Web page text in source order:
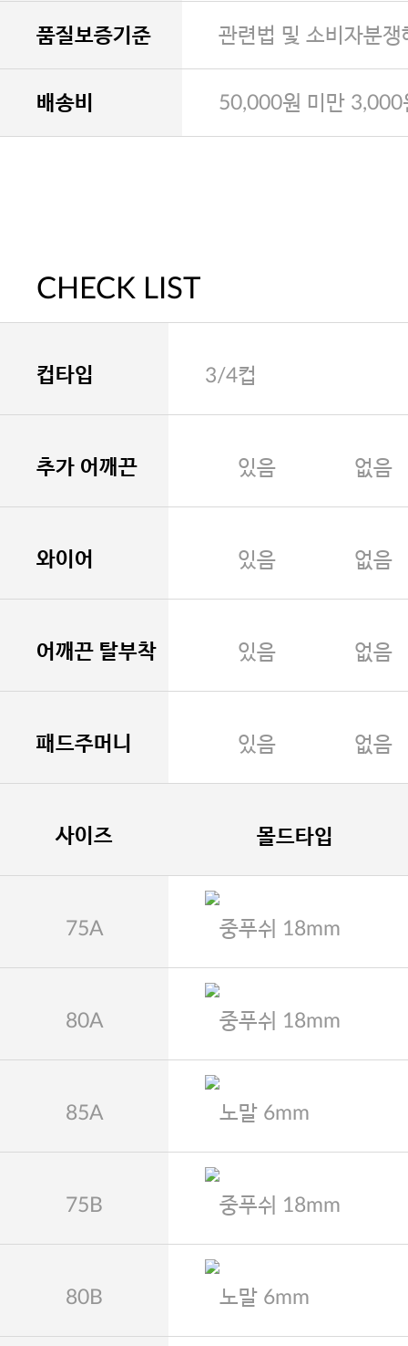
품질보증기준 관련법 및 소비자분
배송비 50,000원 미만 3,000
CHECK LIST
컵타입 3/4컵
추가 어깨끈 있음 없음
와이어 있음 없음
어깨끈 탈부착 있음 없음
패드주머니 있음 없음
사이즈 몰드타입
75A 중푸쉬 18mm
80A 중푸쉬 18mm
85A 노말 6mm
75B 중푸쉬 18mm
80B 노말 6mm